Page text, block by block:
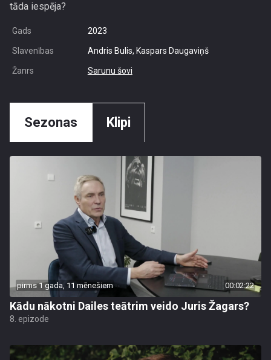
tāda iespēja?
Gads 2023
Slavenības Andris Bulis, Kaspars Daugaviņš
Žanrs Sarunu šovi
Sezonas Klipi
pirms 1 gada, 11 mēnešiem 00:02:22
Kādu nākotni Dailes teātrim veido Juris Žagars?
8. epizode